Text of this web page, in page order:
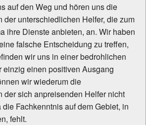
auf den Weg und hören uns die
der unterschiedlichen Helfer, die zum
ihre Dienste anbieten, an. Wir haben
falsche Entscheidung zu treffen,
wir uns in einer bedrohlichen
einzig einen positiven Ausgang
wir wiederum die
der sich anpreisenden Helfer nicht
Fachkenntnis auf dem Gebiet, in
fehlt.